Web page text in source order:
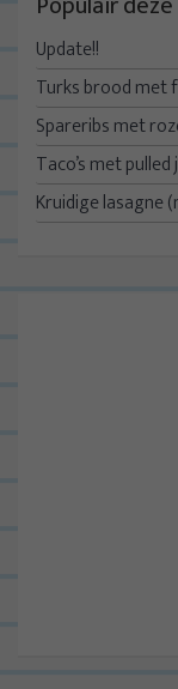
Update!!
Turks brood met
Spareribs met
Taco’s met
Kruidige lasagne